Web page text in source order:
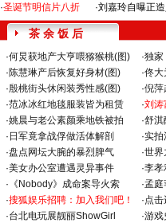
·圣诞节明信片八折
·刘嘉玲自曝正造
茶 余 饭 后
·何炅获地产大亨喂猕猴桃(图) ·独家
·陈慧琳产后恢复好身材(图) ·佟大
·殷桃街头休闲装秀性感(图) ·倪萍
·范冰冰红地毯服装皆为租赁 ·刘涛
·姚晨与老公素颜乘地铁被拍 ·舒淇
· 日军竟拿战俘做活体解剖 ·实拍
·盘点网坛大腕的暴烈脾气 ·世界
·美女办公室遭遇灵异事件 ·李孝
· 《Nobody》成命案导火索 ·孟庭
·搜狐娱乐招聘：加入我们吧！ ·点
·台北电玩展靓丽ShowGirl ·游戏